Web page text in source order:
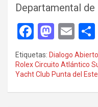
Departamental
F
a
ce
b
o
M
a
st
o
d
E
m
ail
p
Etiquetas: Dialogo Abierto
Rolex Circuito Atlántico
Yacht Club Punta del Este